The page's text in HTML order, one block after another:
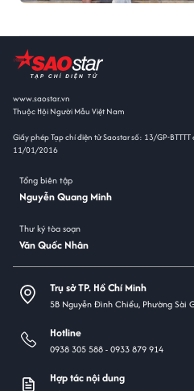
www.saostar.vn
Thuộc Hội Người Mẫu Việt Nam
Giấy phép Tạp chí điện tử Saostar số: 13/GP-
11/01/2016
Tổng biên tập
Nguyễn Quang Minh
Thư ký tòa soạn
Văn Quốc Nhân
Trụ sở TP. Hồ Chí Minh
5B Nguyễn Đình Chiểu, Phường Sài
Hotline
0938 305 588 -0933 879 914
Hợp tác nội dung